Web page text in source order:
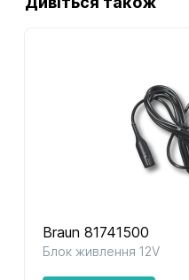
Braun 81741500
Блок живлення 12V